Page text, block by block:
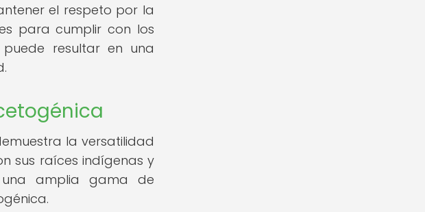
el respeto por la
para cumplir con los
resultar en una
la versatilidad
sus raíces indígenas y
una amplia gama de